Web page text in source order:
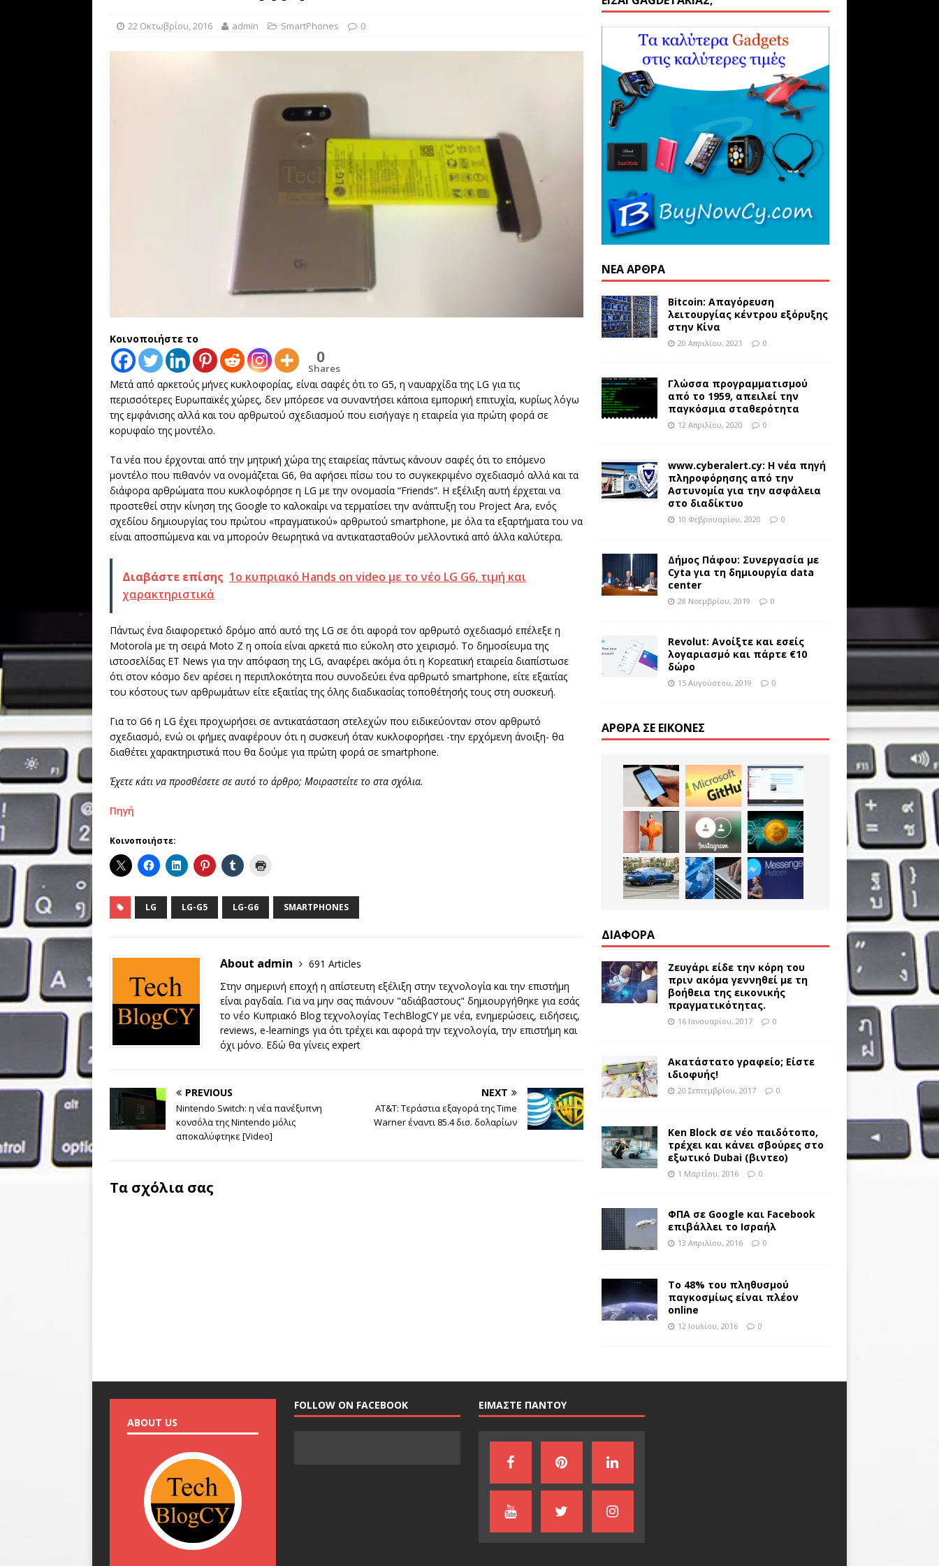
22 Οκτωβρίου, 2016 admin SmartPhones 0
Κοινοποιήστε το
0
Shares
Μετά από αρκετούς μήνες κυκλοφορίας, είναι σαφές ότι το G5, η ναυαρχίδα της LG για τις
περισσότερες Ευρωπαϊκές χώρες, δεν μπόρεσε να συναντήσει κάποια εμπορική επιτυχία, κυρίως λόγω
της εμφάνισης αλλά και του αρθρωτού σχεδιασμού που εισήγαγε η εταιρεία για πρώτη φορά σε
κορυφαίο της μοντέλο.
Τα νέα που έρχονται από την μητρική χώρα της εταιρείας πάντως κάνουν σαφές ότι το επόμενο
μοντέλο που πιθανόν να ονομάζεται G6, θα αφήσει πίσω του το συγκεκριμένο σχεδιασμό αλλά και τα
διάφορα αρθρώματα που κυκλοφόρησε η LG με την ονομασία “Friends”. Η εξέλιξη αυτή έρχεται να
προστεθεί στην κίνηση της Google το καλοκαίρι να τερματίσει την ανάπτυξη του Project Ara, ενός
σχεδίου δημιουργίας του πρώτου «πραγματικού» αρθρωτού smartphone, με όλα τα εξαρτήματα του να
είναι αποσπώμενα και να μπορούν θεωρητικά να αντικατασταθούν μελλοντικά από άλλα καλύτερα.
Διαβάστε επίσης 1o κυπριακό Hands on video με το νέο LG G6, τιμή και
χαρακτηριστικά
Πάντως ένα διαφορετικό δρόμο από αυτό της LG σε ότι αφορά τον αρθρωτό σχεδιασμό επέλεξε η
Motorola με τη σειρά Moto Z η οποία είναι αρκετά πιο εύκολη στο χειρισμό. Το δημοσίευμα της
ιστοσελίδας ET News για την απόφαση της LG, αναφέρει ακόμα ότι η Κορεατική εταιρεία διαπίστωσε
ότι στον κόσμο δεν αρέσει η περιπλοκότητα που συνοδεύει ένα αρθρωτό smartphone, είτε εξαιτίας
του κόστους των αρθρωμάτων είτε εξαιτίας της όλης διαδικασίας τοποθέτησής τους στη συσκευή.
Για το G6 η LG έχει προχωρήσει σε αντικατάσταση στελεχών που ειδικεύονταν στον αρθρωτό
σχεδιασμό, ενώ οι φήμες αναφέρουν ότι η συσκευή όταν κυκλοφορήσει -την ερχόμενη άνοιξη- θα
διαθέτει χαρακτηριστικά που θα δούμε για πρώτη φορά σε smartphone.
Έχετε κάτι να προσθέσετεσε αυτό το άρθρο; Μοιραστείτε το στα σχόλια.
Πηγή
Κοινοποιήστε:
LG LG-G5 LG-G6 SMARTPHONES
About admin
691 Articles
Στην σημερινή εποχή η απίστευτη εξέλιξη στην τεχνολογία και την επιστήμη
είναι ραγδαία. Για να μην σας πιάνουν "αδιάβαστους" δημιουργήθηκε για εσάς
το νέο Κυπριακό Blog τεχνολογίας TechBlogCY με νέα, ενημερώσεις, ειδήσεις,
reviews, e-learnings για ότι τρέχει και αφορά την τεχνολογία, την επιστήμη και
όχι μόνο. Εδώ θα γίνεις expert
PREVIOUS
Nintendo Switch: η νέα πανέξυπνη
κονσόλα της Nintendo μόλις
αποκαλύφτηκε [Video]
NEXT
AT&T: Τεράστια εξαγορά της Time
Warner έναντι 85.4 δισ. δολαρίων
Τα σχόλια σας
ΝΈΑ ΆΡΘΡΑ
Bitcoin: Απαγόρευση
λειτουργίας κέντρου εξόρυξης
στην Κίνα
20 Απριλίου, 2021 0
Γλώσσα προγραμματισμού
από το 1959, απειλεί την
παγκόσμια σταθερότητα
12 Απριλίου, 2020 0
www.cyberalert.cy: Η νέα πηγή
πληροφόρησης από την
Αστυνομία για την ασφάλεια
στο διαδίκτυο
10 Φεβρουαρίου, 2020 0
Δήμος Πάφου: Συνεργασία με
Cyta για τη δημιουργία data
center
28 Νοεμβρίου, 2019 0
Revolut: Ανοίξτε και εσείς
λογαριασμό και πάρτε €10
δώρο
15 Αυγούστου, 2019 0
ΆΡΘΡΑ ΣΕ ΕΙΚΌΝΕΣ
ΔΙΑΦΟΡΑ
Ζευγάρι είδε την κόρη του
πριν ακόμα γεννηθεί με τη
βοήθεια της εικονικής
πραγματικότητας.
16 Ιανουαρίου, 2017 0
Ακατάστατο γραφείο; Είστε
ιδιοφυής!
20 Σεπτεμβρίου, 2017 0
Ken Block σε νέο παιδότοπο,
τρέχει και κάνει σβούρες στο
εξωτικό Dubai (βιντεο)
1 Μαρτίου, 2016 0
ΦΠΑ σε Google και Facebook
επιβάλλει το Ισραήλ
13 Απριλίου, 2016 0
Το 48% του πληθυσμού
παγκοσμίως είναι πλέον
online
12 Ιουλίου, 2016 0
ABOUT US
FOLLOW ON FACEBOOK ΕΙΜΑΣΤΕ ΠΑΝΤΟΥ